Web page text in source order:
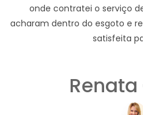
onde contratei o serviço
acharam dentro do esgoto e
satisfeita